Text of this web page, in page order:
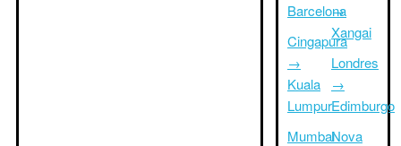
Barcelona
Cingapura
→
Kuala
Lumpur
Mumbai
→
Xangai
Londres
→
Edimburgo
Nova